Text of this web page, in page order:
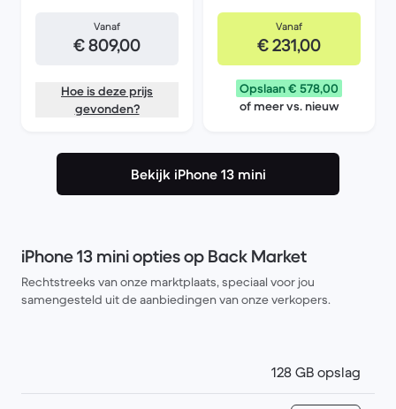
Vanaf
€ 809,00
Hoe is deze prijs
gevonden?
Vanaf
€ 231,00
Opslaan € 578,00
of meer vs. nieuw
Bekijk iPhone 13 mini
iPhone 13 mini opties op Back Market
Rechtstreeks van onze marktplaats, speciaal voor jou
samengesteld uit de aanbiedingen van onze verkopers.
128 GB opslag